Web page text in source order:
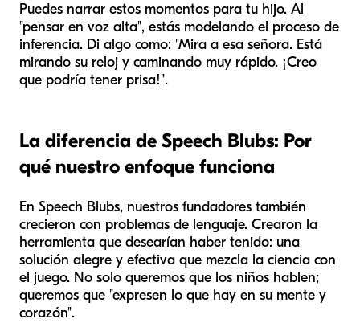
Puedes narrar estos momentos para tu hijo. Al
"pensar en voz alta", estás modelando el proceso de
inferencia. Di algo como: "Mira a esa señora. Está
mirando su reloj y caminando muy rápido. ¡Creo
que podría tener prisa!".
La diferencia de Speech Blubs: Por
qué nuestro enfoque funciona
En Speech Blubs, nuestros fundadores también
crecieron con problemas de lenguaje. Crearon la
herramienta que desearían haber tenido: una
solución alegre y efectiva que mezcla la ciencia con
el juego. No solo queremos que los niños hablen;
queremos que "expresen lo que hay en su mente y
corazón".